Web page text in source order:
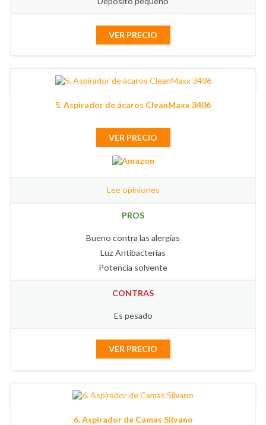
VER PRECIO
5. Aspirador de ácaros CleanMaxx 3406
VER PRECIO
Lee opiniones
PROS
Bueno contra las alergias
Luz Antibacterias
Potencia solvente
CONTRAS
Es pesado
VER PRECIO
6. Aspirador de Camas Silvano